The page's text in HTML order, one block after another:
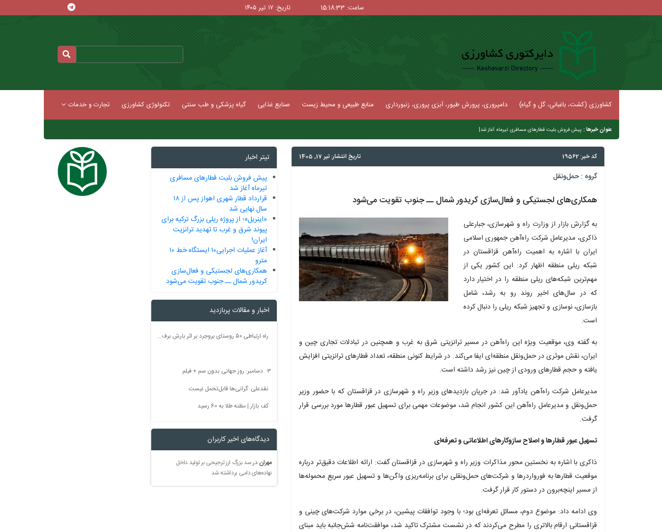
ساعت: 15:18:33 تاریخ: ۱۷ تیر ۱۴۰۵
کشاورزی (کشت، باغبانی، گل و گیاه) دامپروری، پرورش طیور، آبزی پروری، زنبورداری منابع طبیعی و محیط زیست صنایع غذایی گیاه پزشکی و طب سنتی تکنولوژی کشاورزی تجارت و خدمات
عنوان خبرها : پیش فروش بلیت‌ قطارهای مسافری تیرماه آغ|
کد خبر: 19562 تاریخ انتشار: تیر 17, 1405
گروه :حمل‌و‌نقل
همکاری‌های لجستیکی و فعال‌سازی کریدور شمال ــ جنوب تقویت می‌شود
به گزارش بازار از وزارت راه و شهرسازی، جبارعلی
ذاکری، مدیرعامل شرکت راه‌آهن جمهوری اسلامی
ایران با اشاره به اهمیت راه‌آهن قزاقستان در
شبکه ریلی منطقه اظهار کرد: این کشور یکی از
مهم‌ترین شبکه‌های ریلی منطقه را در اختیار دارد
که در سال‌های اخیر روند رو به رشد، شامل
بازسازی، نوسازی و تجهیز شبکه ریلی را دنبال کرده
است.
به گفته وی، موقعیت ویژه این راه‌آهن در مسیر ترانزیتی شرق به غرب و همچنین در تبادلات تجاری چین و
ایران، نقش موثری در حمل‌ونقل منطقه‌ای ایفا می‌کند. در شرایط کنونی منطقه، تعداد قطارهای ترانزیتی افزایش
یافته و حجم قطارهای ورودی از چین نیز رشد داشته است.
مدیرعامل شرکت راه‌آهن یادآور شد: در جریان بازدیدهای وزیر راه و شهرسازی در قزاقستان که با حضور وزیر
حمل‌ونقل و مدیرعامل راه‌آهن این کشور انجام شد، موضوعات مهمی برای تسهیل عبور قطارها مورد بررسی قرار
گرفت.
تسهیل عبور قطارها و اصلاح سازوکارهای اطلاعاتی و تعرفه‌ای
ذاکری با اشاره به نخستین محور مذاکرات وزیر راه و شهرسازی در قزاقستان گفت: ارائه اطلاعات دقیق‌تر درباره
موقعیت قطارها به فورواردرها و شرکت‌های حمل‌ونقلی برای برنامه‌ریزی واگن‌ها و تسهیل عبور سریع محموله‌ها
از مسیر اینچه‌برون در دستور کار قرار گرفت.
وی ادامه داد: موضوع دوم، مسائل تعرفه‌ای بود؛ با وجود توافقات پیشین، در برخی موارد شرکت‌های چینی و
قزاقستانی ارقام بالاتری را مطرح می‌کردند که در نشست مشترک تاکید شد، موافقت‌نامه شش‌جانبه باید مبنای
تیتر اخبار
پیش فروش بلیت‌ قطارهای مسافری
تیرماه آغاز شد
قرارداد قطار شهری اهواز پس از ۱۸
سال نهایی شد
«اینریل»؛ از پروژه ریلی بزرگ ترکیه برای
پیوند شرق و غرب تا تهدید ترانزیت
ایران!
آغاز عملیات اجرایی۱۰ ایستگاه خط ۱۰
مترو
همکاری‌های لجستیکی و فعال‌سازی
کریدور شمال ــ جنوب تقویت می‌شود
اخبار و مقالات پربازدید
راه ارتباطی ۵۰ روستای بروجرد بر اثر بارش برف مسدود شد
۳ دسامبر: روز جهانی بدون سم + فیلم
نقدعلی: گرانی‌ها قابل‌تحمل نیست
کف بازار | مظنه طلا به 60 رسید
دیدگاه‌های اخیر کاربران
مهراندرسد بزرگ ارز ترجیحی بر تولید داخل
نهاده‌های دامی برداشته شد